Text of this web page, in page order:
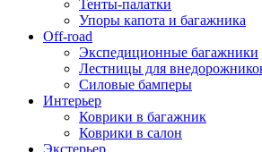
Тенты-палатки
Упоры капота и багажника
Off-road
Экспедиционные багажники
Лестницы для
Силовые бамперы
Интерьер
Коврики в багажник
Коврики в салон
Экстерьер